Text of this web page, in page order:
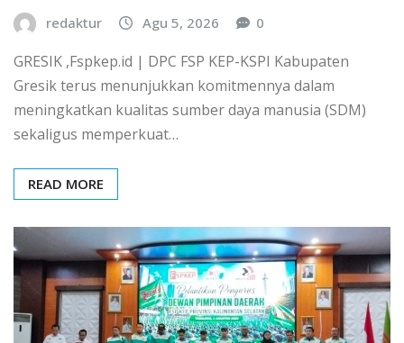
redaktur Agu 5, 2026 0
GRESIK ,Fspkep.id | DPC FSP KEP-KSPI Kabupaten
Gresik terus menunjukkan komitmennya dalam
meningkatkan kualitas sumber daya manusia (SDM)
sekaligus memperkuat…
READ MORE